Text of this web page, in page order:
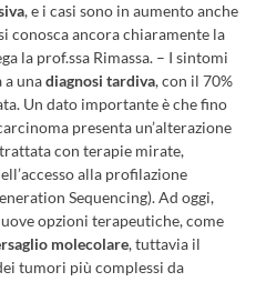
, e i casi sono in aumento anche
conosca ancora chiaramente la
la prof.ssa Rimassa. – I sintomi
a unadiagnosi tardiva, con il 70%
Un dato importante è che fino
presenta un’alterazione
con terapie mirate,
alla profilazione
Sequencing). Ad oggi,
opzioni terapeutiche, come
molecolare, tuttavia il
tumori più complessi da